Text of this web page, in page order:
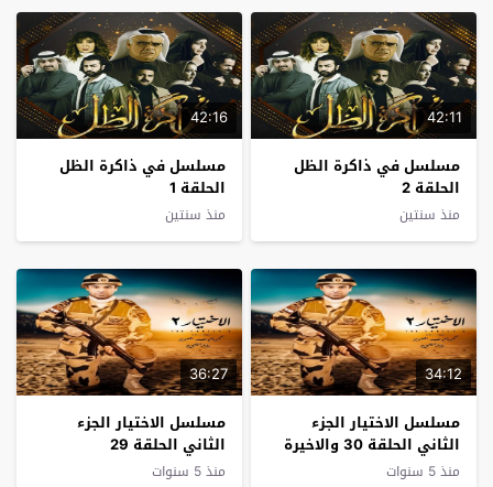
42:11
مسلسل في ذاكرة الظل
الحلقة 2
منذ سنتين
42:16
مسلسل في ذاكرة الظل
الحلقة 1
منذ سنتين
34:12
مسلسل الاختيار الجزء
الثاني الحلقة 30 والاخيرة
منذ 5 سنوات
36:27
مسلسل الاختيار الجزء
الثاني الحلقة 29
منذ 5 سنوات